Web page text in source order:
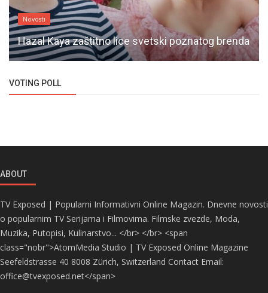
Novosti
Hazal Kaya zaštitno lice svetski poznatog brenda
VOTING POLL
ABOUT
TV Exposed | Popularni Informativni Online Magazin. Dnevne novosti
o popularnim TV Serijama i Filmovima. Filmske zvezde, Moda,
Muzika, Putopisi, Kulinarstvo... </br> </br> <span
class="nobr">AtomMedia Studio | TV Exposed Online Magazine
Seefeldstrasse 40 8008 Zürich, Switzerland Contact Email:
office@tvexposed.net</span>